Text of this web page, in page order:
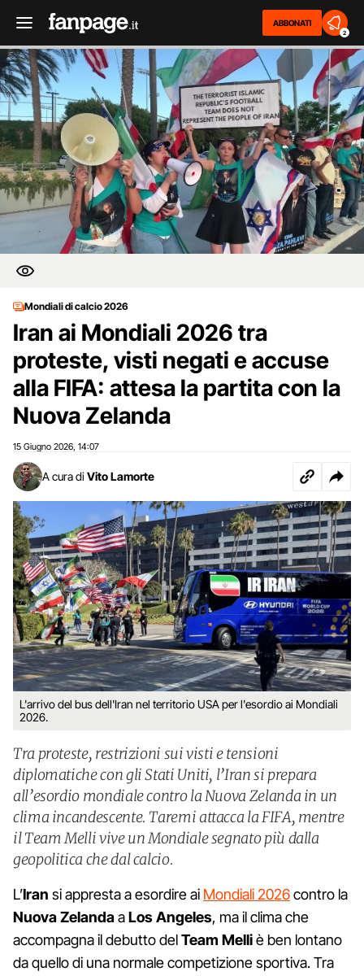
ABBONATI
2
Mondiali di calcio 2026
Iran ai Mondiali 2026 tra
proteste, visti negati e accuse
alla FIFA: attesa la partita con la
Nuova Zelanda
15 Giugno 2026 14:07
A cura di Vito Lamorte
L'arrivo del bus dell'Iran nel territorio USA per l'esordio ai Mondiali
2026.
Tra proteste, restrizioni sui visti e tensioni
diplomatiche con gli Stati Uniti, l’Iran si prepara
all’esordio mondiale contro la Nuova Zelanda in un
clima incandescente. Taremi attacca la FIFA, mentre
il Team Melli vive un Mondiale segnato più dalla
geopolitica che dal calcio.
L’Iran si appresta a esordire ai Mondiali 2026contro la
Nuova ZelandaaLos Angeles, ma il clima che
accompagna il debutto delTeam Melliè ben lontano
da quello di una normale competizione sportiva. Tra